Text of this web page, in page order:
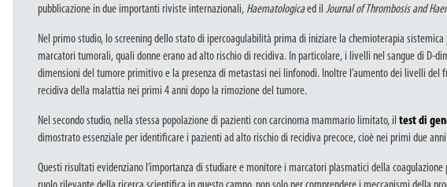
pubblicazione in due importanti riviste internazionali, Haematologicaed il Journal of Thrombosis and
Nel primo studio, lo screening dello stato di ipercoagulabilità prima di iniziare la chemioterapia
marcatori tumorali, quali donne erano ad alto rischio di recidiva. In particolare, i livelli nel sangue di D-
dimensioni del tumore primitivo e la presenza di metastasi nei linfonodi. Inoltre l’aumento dei livelli
recidiva della malattia nei primi 4 anni dopo la rimozione del tumore.
Nel secondo studio, nella stessa popolazione di pazienti con carcinoma mammario limitato, il test di
dimostrato essenziale per identificare i pazienti ad alto rischio di recidiva precoce, cioè nei primi due
Questi risultati evidenziano l’importanza di studiare e monitore i marcatori plasmatici della